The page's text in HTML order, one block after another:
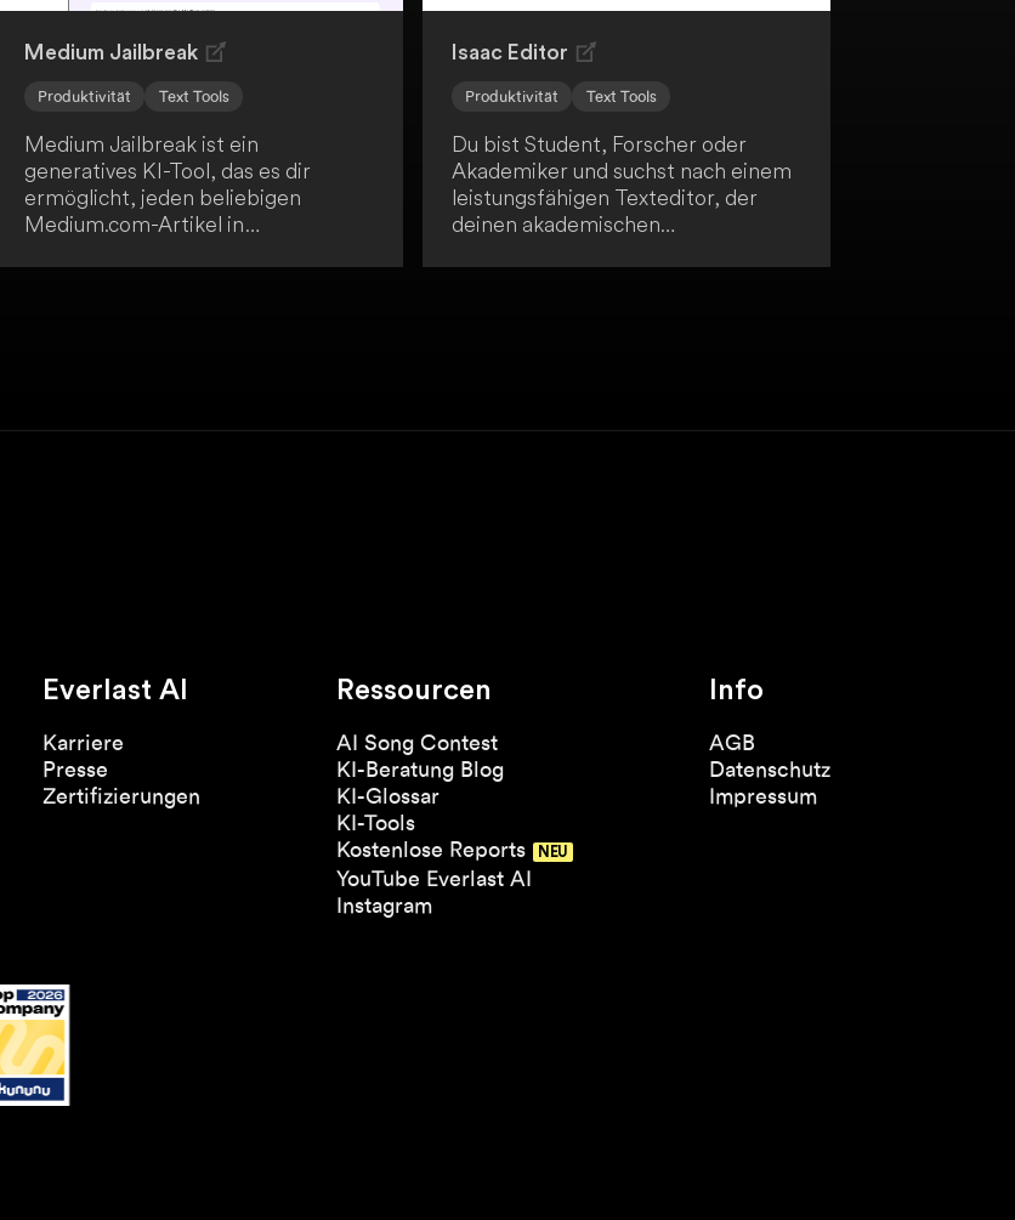
Medium Jailbreak
Produktivität Text Tools
Medium Jailbreak ist ein
generatives KI-Tool, das es dir
ermöglicht, jeden beliebigen
Medium.com-Artikel in
Isaac Editor
Produktivität Text Tools
Du bist Student, Forscher oder
Akademiker und suchst nach einem
leistungsfähigen Texteditor, der
deinen akademischen
Everlast AI
Karriere
Presse
Zertifizierungen
Ressourcen
AI Song Contest
KI-Beratung Blog
KI-Glossar
KI-Tools
Kostenlose Reports
YouTube Everlast AI
Instagram
Info
AGB
Datenschutz
Impressum